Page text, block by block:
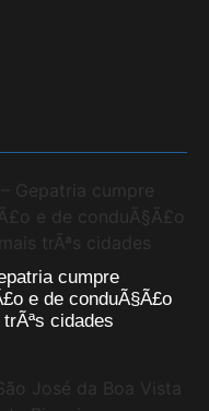
cumpre
e de conduÃ§Ã£o
cidades